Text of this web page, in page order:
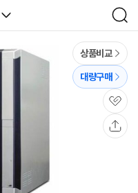
검
색
상품비교
대량구매
관
심